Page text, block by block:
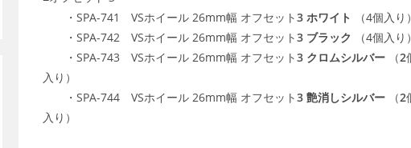
・SPA-741 VSホイール 26mm幅 オフセット3 ホワイト
（4個入り）
・SPA-742 VSホイール 26mm幅 オフセット3 ブラック
（4個入り）
・SPA-743 VSホイール 26mm幅 オフセット3 クロムシルバー （2
入り）
・SPA-744 VSホイール 26mm幅 オフセット3 艶消しシルバー （2
入り）